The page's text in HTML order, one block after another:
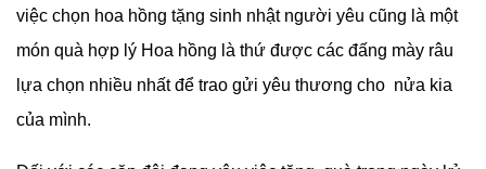
việc chọn hoa hồng tặng sinh nhật người yêu cũng là một
món quà hợp lý Hoa hồng là thứ được các đấng mày râu
lựa chọn nhiều nhất để trao gửi yêu thương cho nửa kia
của mình.